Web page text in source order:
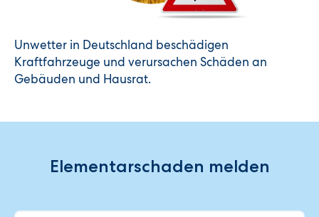
Unwetter in Deutschland beschädigen
Kraftfahrzeuge und verursachen Schäden an
Gebäuden und Hausrat.
Elementarschaden melden